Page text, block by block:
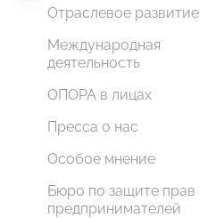
Отраслевое развитие
Международная
деятельность
ОПОРА в лицах
Пресса о нас
Особое мнение
Бюро по защите прав
предпринимателей